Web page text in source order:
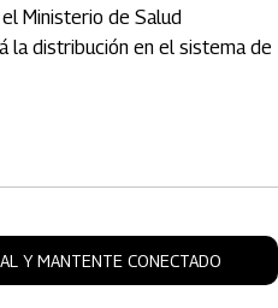
Ministerio de Salud
la distribución en el sistema de
Y MANTENTE CONECTADO